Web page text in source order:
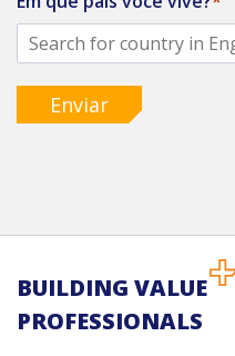
Enviar
BUILDING VALUE
PROFESSIONALS